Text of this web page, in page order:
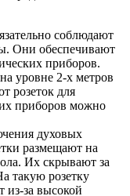
соблюдают
Они обеспечивают
приборов.
уровне 2-х метров
розеток для
приборов можно
духовых
размещают на
Их скрывают за
такую розетку
из-за высокой